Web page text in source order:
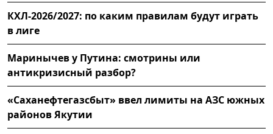
КХЛ-2026/2027: по каким правилам будут играть
в лиге
Маринычев у Путина: смотрины или
антикризисный разбор?
«Саханефтегазсбыт» ввел лимиты на АЗС южных
районов Якутии